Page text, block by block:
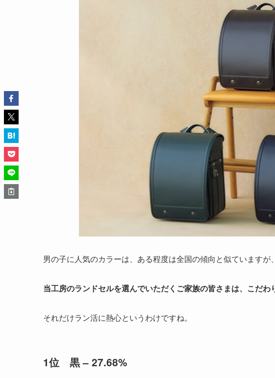
男の子に人気のカラーは、ある程度は全国の傾向と似ていますが
当工房のランドセルを選んでいただくご家族の皆さまは、こだわ
それだけラン活に熱心というわけですね。
1位 黒 – 27.68%